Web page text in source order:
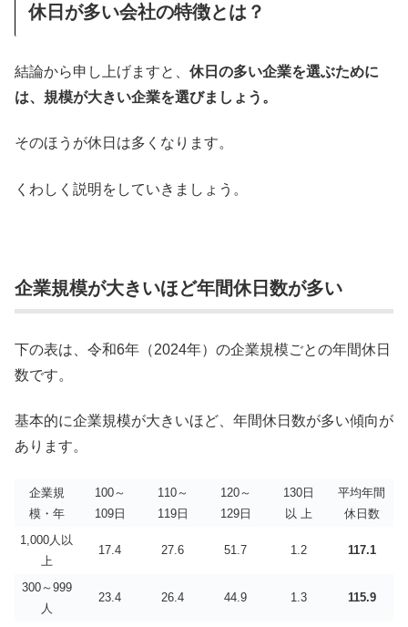
休日が多い会社の特徴とは？
結論から申し上げますと、 休日の多い企業を選ぶために
は、規模が大きい企業を選びましょう。
そのほうが休日は多くなります。
くわしく説明をしていきましょう。
企業規模が大きいほど年間休日数が多い
下の表は、令和6年（2024年）の企業規模ごとの年間休日
数です。
基本的に企業規模が大きいほど、年間休日数が多い傾向が
あります。
企業規
模・年
100～
109日
110～
119日
120～
129日
130日
以 上
平均年間
休日数
1,000人以
上
17.4 27.6 51.7 1.2 117.1
300～999
人
23.4 26.4 44.9 1.3 115.9